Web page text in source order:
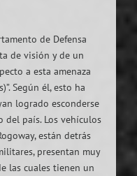
de Defensa
de visión y de un
a esta amenaza
Según él, esto ha
logrado esconderse
del país. Los vehículos
están detrás
presentan muy
las cuales tienen un